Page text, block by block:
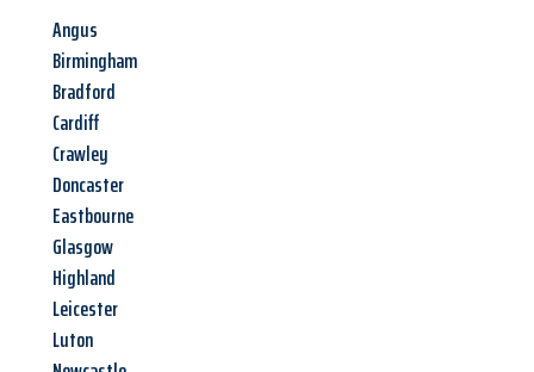
Angus
Birmingham
Bradford
Cardiff
Crawley
Doncaster
Eastbourne
Glasgow
Highland
Leicester
Luton